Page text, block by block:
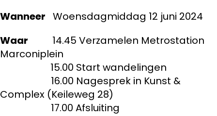
Wanneer Woensdagmiddag 12 juni 2024
Waar 14.45 Verzamelen Metrostation
Marconiplein
15.00 Start wandelingen
16.00 Nagesprek in Kunst &
Complex (Keileweg 28)
17.00 Afsluiting